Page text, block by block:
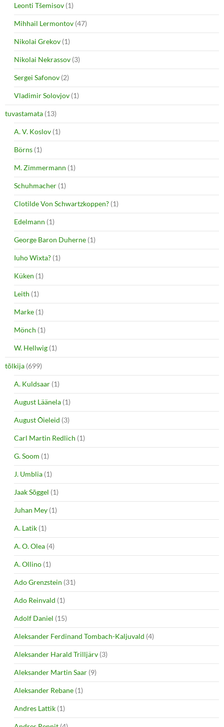
Leonti Tšemisov (1)
Mihhail Lermontov (47)
Nikolai Grekov (1)
Nikolai Nekrassov (3)
Sergei Safonov (2)
Vladimir Solovjov (1)
tuvastamata (13)
A. V. Koslov (1)
Börns (1)
M. Zimmermann (1)
Schuhmacher (1)
Clotilde Von Schwartzkoppen? (1)
Edelmann (1)
George Baron Duherne (1)
Iuho Wixta? (1)
Küken (1)
Leith (1)
Marke (1)
Mönch (1)
W. Hellwig (1)
tõlkija (699)
A. Kuldsaar (1)
August Läänela (1)
August Õieleid (3)
Carl Martin Redlich (1)
G. Soom (1)
J. Umblia (1)
Jaak Sõggel (1)
Juhan Mey (1)
A. Latik (1)
A. O. Olea (4)
A. Ollino (1)
Ado Grenzstein (31)
Ado Reinvald (1)
Adolf Daniel (15)
Aleksander Ferdinand Tombach-Kaljuvald (4)
Aleksander Harald Trilljärv (3)
Aleksander Martin Saar (9)
Aleksander Rebane (1)
Andres Lattik (1)